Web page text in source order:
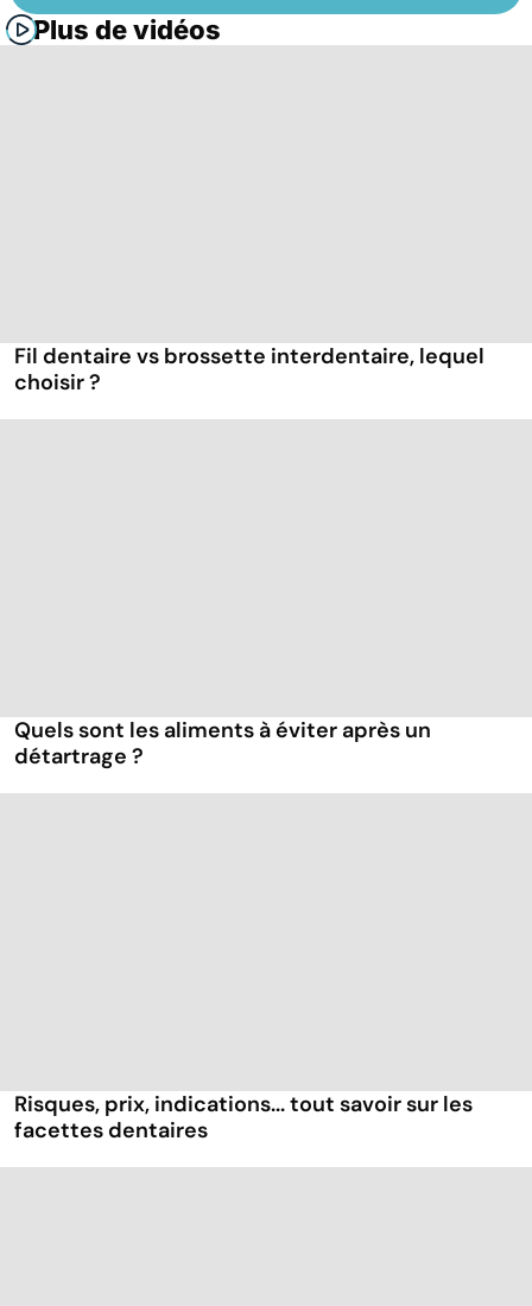
Plus de vidéos
Fil dentaire vs brossette interdentaire, lequel
choisir ?
Quels sont les aliments à éviter après un
détartrage ?
Risques, prix, indications... tout savoir sur les
facettes dentaires